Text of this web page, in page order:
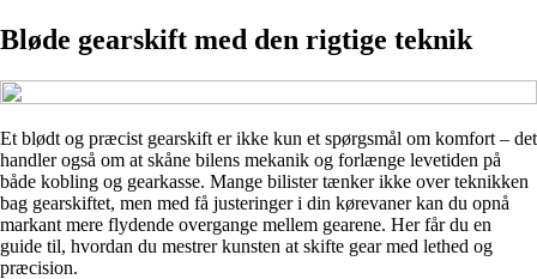
Bløde gearskift med den rigtige teknik
Et blødt og præcist gearskift er ikke kun et spørgsmål om komfort – det
handler også om at skåne bilens mekanik og forlænge levetiden på
både kobling og gearkasse. Mange bilister tænker ikke over teknikken
bag gearskiftet, men med få justeringer i din kørevaner kan du opnå
markant mere flydende overgange mellem gearene. Her får du en
guide til, hvordan du mestrer kunsten at skifte gear med lethed og
præcision.